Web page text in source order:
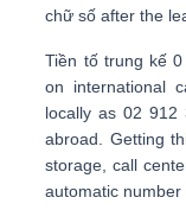
chữ số after the
Tiền tố trung kế0
on international
locally as 02 912
abroad. Getting
storage, call
automatic number